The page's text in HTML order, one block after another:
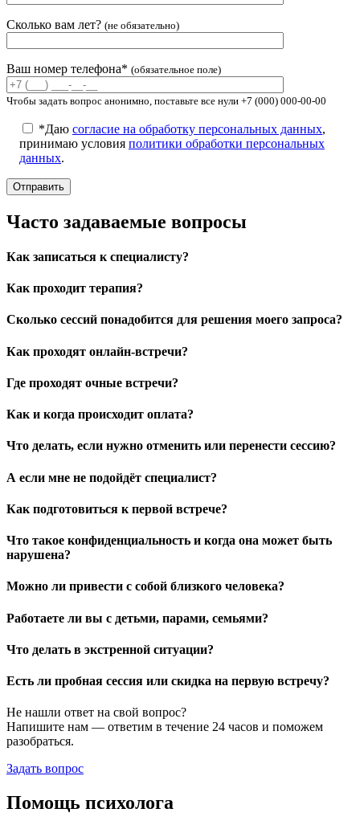
Сколько вам лет? (не обязательно)
Ваш номер телефона* (обязательное поле)
Чтобы задать вопрос анонимно, поставьте все нули +7 (000) 000-00-00
*Даю согласие на обработку персональных данных,
принимаю условия политики обработки персональных
данных.
Часто задаваемые вопросы
Как записаться к специалисту?
Как проходит терапия?
Сколько сессий понадобится для решения моего запроса?
Как проходят онлайн-встречи?
Где проходят очные встречи?
Как и когда происходит оплата?
Что делать, если нужно отменить или перенести сессию?
А если мне не подойдёт специалист?
Как подготовиться к первой встрече?
Что такое конфиденциальность и когда она может быть
нарушена?
Можно ли привести с собой близкого человека?
Работаете ли вы с детьми, парами, семьями?
Что делать в экстренной ситуации?
Есть ли пробная сессия или скидка на первую встречу?
Не нашли ответ на свой вопрос?
Напишите нам — ответим в течение 24 часов и поможем
разобраться.
Задать вопрос
Помощь психолога